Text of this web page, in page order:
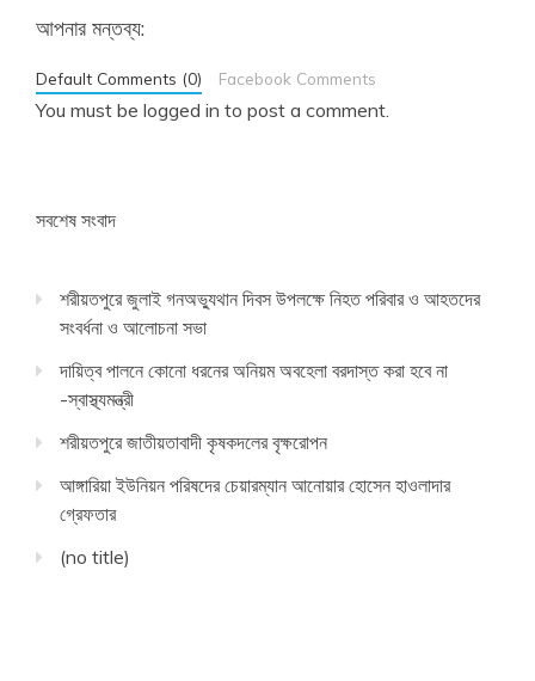
আপনার মন্তব্য:
Default Comments (0) Facebook Comments
You must be logged in to post a comment.
সবশেষ সংবাদ
শরীয়তপুরে জুলাই গনঅভ্যুথান দিবস উপলক্ষে নিহত পরিবার ও আহতদের
সংবর্ধনা ও আলোচনা সভা
দায়িত্ব পালনে কোনো ধরনের অনিয়ম অবহেলা বরদাস্ত করা হবে না
-স্বাস্থ্যমন্ত্রী
শরীয়তপুরে জাতীয়তাবাদী কৃষকদলের বৃক্ষরোপন
আঙ্গারিয়া ইউনিয়ন পরিষদের চেয়ারম্যান আনোয়ার হোসেন হাওলাদার
গ্রেফতার
(no title)